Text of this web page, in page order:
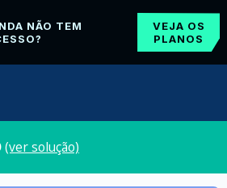
NÃO TEM
VEJA OS
PLANOS
(ver solução)